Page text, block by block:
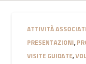
ATTIVITÀ
PRESENTAZIONI,
VISITE GUIDATE,